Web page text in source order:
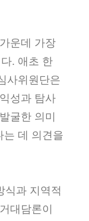
운데 가장
. 애초 한
사위원단은
성과 탐사
굴한 의미
는 데 의견을
식과 지역적
대담론이